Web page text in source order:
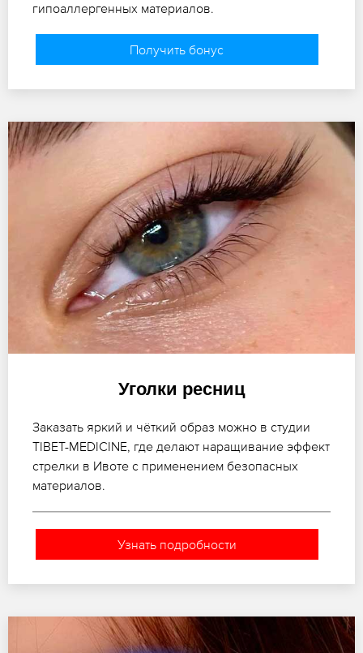
гипоаллергенных материалов.
Получить бонус
Уголки ресниц
Заказать яркий и чёткий образ можно в студии
TIBET-MEDICINE, где делают наращивание эффект
стрелки в Ивоте с применением безопасных
материалов.
Узнать подробности